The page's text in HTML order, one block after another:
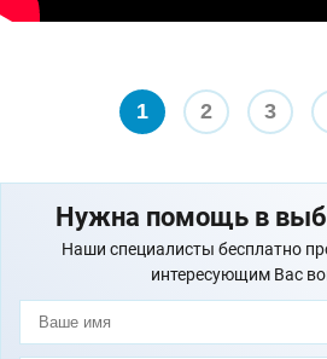
1 2 3
Нужна помощь в
Наши специалисты бесплатно
интересующим Вас